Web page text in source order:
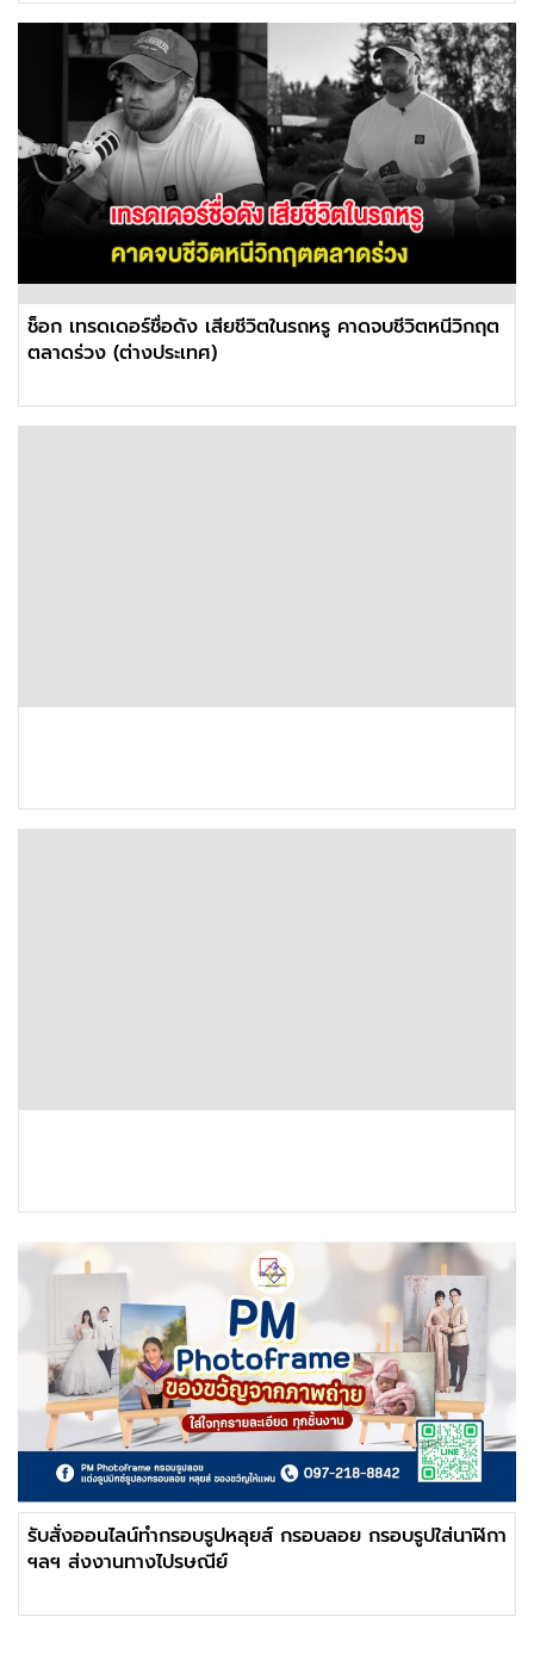
ช็อก เทรดเดอร์ชื่อดัง เสียชีวิตในรถหรู คาดจบชีวิตหนีวิกฤต
ตลาดร่วง (ต่างประเทศ)
รับสั่งออนไลน์ทำกรอบรูปหลุยส์ กรอบลอย กรอบรูปใส่นาฬิกา
ฯลฯ ส่งงานทางไปรษณีย์